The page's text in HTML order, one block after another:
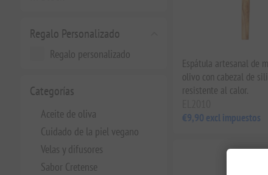
Regalo Personalizado
Regalo personalizado
Categorías
Aceite de oliva
Cuidado de la piel vegano
Velas y difusores
Sabor Cretense
Espátula artesanal de
olivo con cabezal de
resistente al calor.
€9,90 excl impuestos